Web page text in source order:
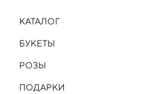
КАТАЛОГ
БУКЕТЫ
РОЗЫ
ПОДАРКИ